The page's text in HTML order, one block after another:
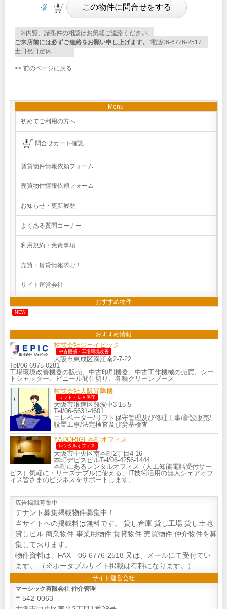
※内覧、諸条件の相談はお気軽ご連絡ください。
ご来店前には必ずご連絡をお願い申し上げます。
電話06-6776-2517
土日祝日定休
<< 前のページに戻る
Menu
初めてご利用の方へ
問合せカート確認
賃貸物件情報依頼フォーム
売買物件情報依頼フォーム
お知らせ・更新履歴
よくある質問コーナー
利用規約・免責事項
売買・賃貸情報求む！
サイト運営会社
おすすめ物件
NEW
おすすめ情報
株式会社ジェイピック
中古機械・工場環境改善
大阪市東成区深江南2-7-22
Tel/06-6975-0281
工場環境改善機器の販売、中古印刷機器、中古工作機械の売買、シー
トシャッター、ビニール間仕切り、各種クリーンブース
株式会社大阪昇降機
リフト・ＥＶ保守
大阪市浪速区難波中3-15-5
Tel/06-6631-4601
エレベーター/リフト保守管理及び修理工事/新設販売/
設置工事/法定検査及び労基検査
YADORIGI 本町オフィス
レンタルオフィス
大阪市中央区南本町2丁目4-16
本町デビスビルTel/06-4256-1444
本町にあるレンタルオフィス（人工知能電話受付サー
ビス）気軽に・リーズナブルに使える、IT技術活用の無人シェアオフ
ィス皆さまのビジネスをサポートします。
広告掲載募集中
テナント募集掲載物件募集中！
当サイトへの掲載料は無料です。 貸し倉庫 貸し工場 貸し土地
貸しビル 商業物件 事業用物件 賃貸物件 売買物件 仲介物件を募
集しております。
物件資料は、FAX 06-6776-2518 又は、メールにて受付てい
ます。 （※ポータプルサイト掲載は有料になります。）
サイト運営会社
マーシック有限会社 仲介管理
〒542-0063